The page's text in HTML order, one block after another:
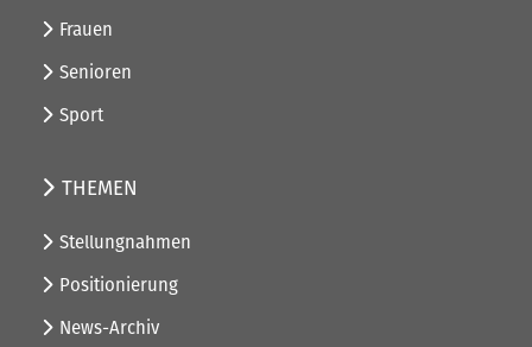
Frauen
Senioren
Sport
THEMEN
Stellungnahmen
Positionierung
News-Archiv